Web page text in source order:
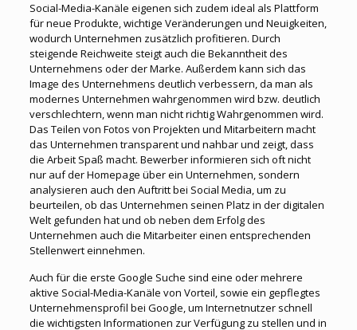
Social-Media-Kanäle eigenen sich zudem ideal als Plattform
für neue Produkte, wichtige Veränderungen und Neuigkeiten,
wodurch Unternehmen zusätzlich profitieren. Durch
steigende Reichweite steigt auch die Bekanntheit des
Unternehmens oder der Marke. Außerdem kann sich das
Image des Unternehmens deutlich verbessern, da man als
modernes Unternehmen wahrgenommen wird bzw. deutlich
verschlechtern, wenn man nicht richtig Wahrgenommen wird.
Das Teilen von Fotos von Projekten und Mitarbeitern macht
das Unternehmen transparent und nahbar und zeigt, dass
die Arbeit Spaß macht. Bewerber informieren sich oft nicht
nur auf der Homepage über ein Unternehmen, sondern
analysieren auch den Auftritt bei Social Media, um zu
beurteilen, ob das Unternehmen seinen Platz in der digitalen
Welt gefunden hat und ob neben dem Erfolg des
Unternehmen auch die Mitarbeiter einen entsprechenden
Stellenwert einnehmen.
Auch für die erste Google Suche sind eine oder mehrere
aktive Social-Media-Kanäle von Vorteil, sowie ein gepflegtes
Unternehmensprofil bei Google, um Internetnutzer schnell
die wichtigsten Informationen zur Verfügung zu stellen und in